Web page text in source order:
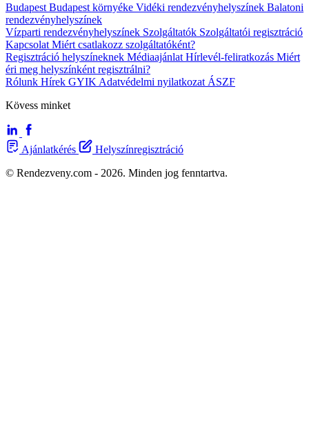
Budapest Budapest környéke Vidéki rendezvényhelyszínek Balatoni
rendezvényhelyszínek
Vízparti rendezvényhelyszínek Szolgáltatók Szolgáltatói regisztráció
Kapcsolat Miért csatlakozz szolgáltatóként?
Regisztráció helyszíneknek Médiaajánlat Hírlevél-feliratkozás Miért
éri meg helyszínként regisztrálni?
Rólunk Hírek GYIK Adatvédelmi nyilatkozat ÁSZF
Kövess minket
Ajánlatkérés
Helyszínregisztráció
© Rendezveny.com - 2026. Minden jog fenntartva.